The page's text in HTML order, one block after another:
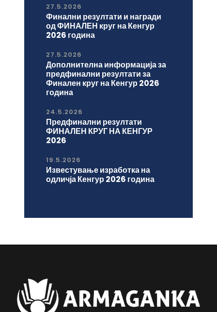
27.5.2026
Финални резултати и награди
од ФИНАЛЕН круг на Кенгур
2026 година
27.5.2026
Дополнителна информација за
предфинални резултати за
Финален круг на Кенгур 2026
година
24.5.2026
Предфинални резултати
ФИНАЛЕН КРУГ НА КЕНГУР
2026
19.5.2026
Известување изработка на
одличја Кенгур 2026 година